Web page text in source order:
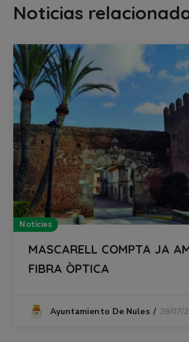
Noticias
Notícies
MASCARELL COMPTA JA
FIBRA ÒPTICA
Ayuntamiento De Nules 29/07/